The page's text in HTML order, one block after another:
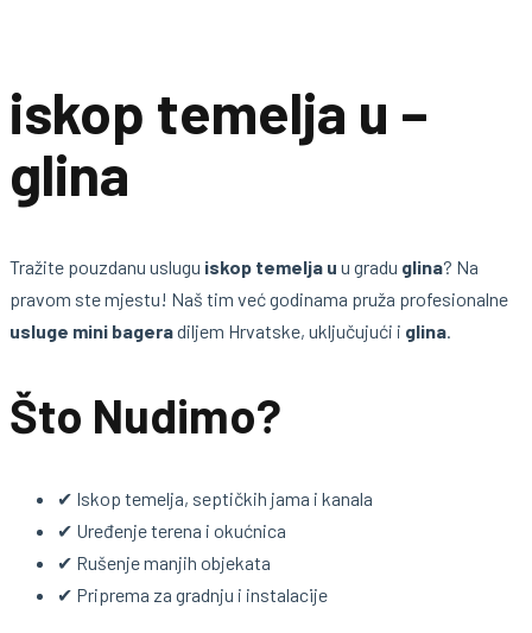
iskop temelja u –
glina
Tražite pouzdanu uslugu iskop temelja u u gradu glina? Na
pravom ste mjestu! Naš tim već godinama pruža profesionalne
usluge mini bageradiljem Hrvatske, uključujući i glina.
Što Nudimo?
✔ Iskop temelja, septičkih jama i kanala
✔ Uređenje terena i okućnica
✔ Rušenje manjih objekata
✔ Priprema za gradnju i instalacije